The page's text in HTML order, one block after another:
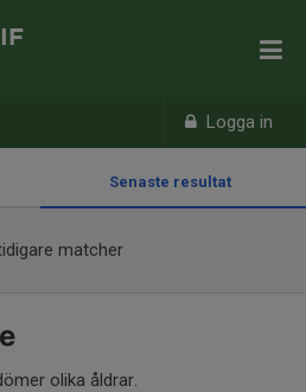
Logga in
Senaste resultat
matcher
olika åldrar.